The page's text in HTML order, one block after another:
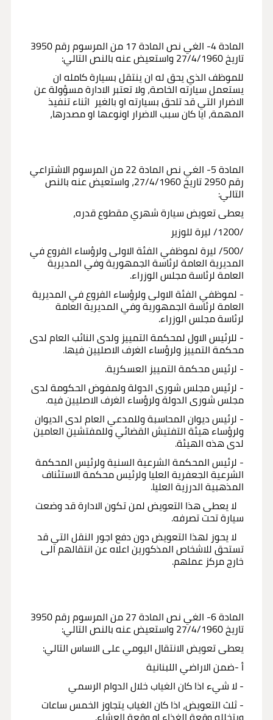
المادة 4- الغي نص المادة 17 من المرسوم رقم 3950
تاريخ 27/4/1960 واستعيض عنه بالنص التالي:
للموظف الذي يحق له ان ينتقل بسيارة كامله ان
يستعمل سيارته الخاصة، ولا تعتبر الادارة مسؤولة عن
الاضرار التي قد تلحق بسيارته او بالغير اثناء تنفيذ
المهمة، ايا كان سبب الاضرار اونوعها او مصدرها،
المادة 5- الغي نص المادة 22 من المرسوم الاشتراعي
رقم 2950 تاريخ 27/4/1960، واستعيض عنه بالنص
التالي:
يعطى تعويض سيارة شهري مقطوع قدره،
/1200/ ليرة للوزير
/500/ ليرة لموظفي الفئة الاولى ولرؤساء الفروع في
المديرية العامة لرئاسة الجمهورية وفي المديرية
العامة لرئاسة مجلس الوزراء.
- لموظفي الفئة الاولى ولرؤساء الفروع في المديرية
العامة لرئاسة الجمهورية وفي المديرية العامة
لرئاسة مجلس الوزراء.
- للرئيس الاول لمحكمة التمييز ولدى النائب العام لدى
محكمة التمييز ولرؤساء الغرف الاصليين فيها.
- لرئيس محكمة التمييز العسكرية.
- لرئيس مجلس شورى الدولة ولمفوض الحكومة لدى
مجلس شورى الدولة ولرؤساء الغرف الاصليين فيه.
- لرئيس ديوان المحاسبة وللمدعي العام لدى الديوان
ولرؤساء هيئة التفتيش القضائي وللمفتشين العامين
لدى هذه الهيئة.
- لرئيس المحكمة الشرعية السنية ولرئيس المحكمة
الشرعية الجعفرية العليا ولرئيس محكمة الاستئناف
المذهبية الدرزية العليا.
لا يعطى هذا التعويض لمن تكون الادارة قد وضعت
سيارة تحت تصرفه.
لا يحوز لهذا التعويض دون دفع اجور النقل التي قد
تستحق للاشخاص المذكورين اعلاه عن انتقالهم الى
خارج مركز عملهم.
المادة 6- الغي نص المادة 27 من المرسوم رقم 3950
تاريخ 27/4/1960 واستعيض عنه بالنص التالي:
يعطى تعويض الانتقال اليومي على الاساس التالي:
أ -ضمن الاراضي اللبنانية
- لا شيء اذا كان الغياب خلال الدوام الرسمي
- ثلث التعويض، اذا كان الغياب يتجاوز الخمس ساعات